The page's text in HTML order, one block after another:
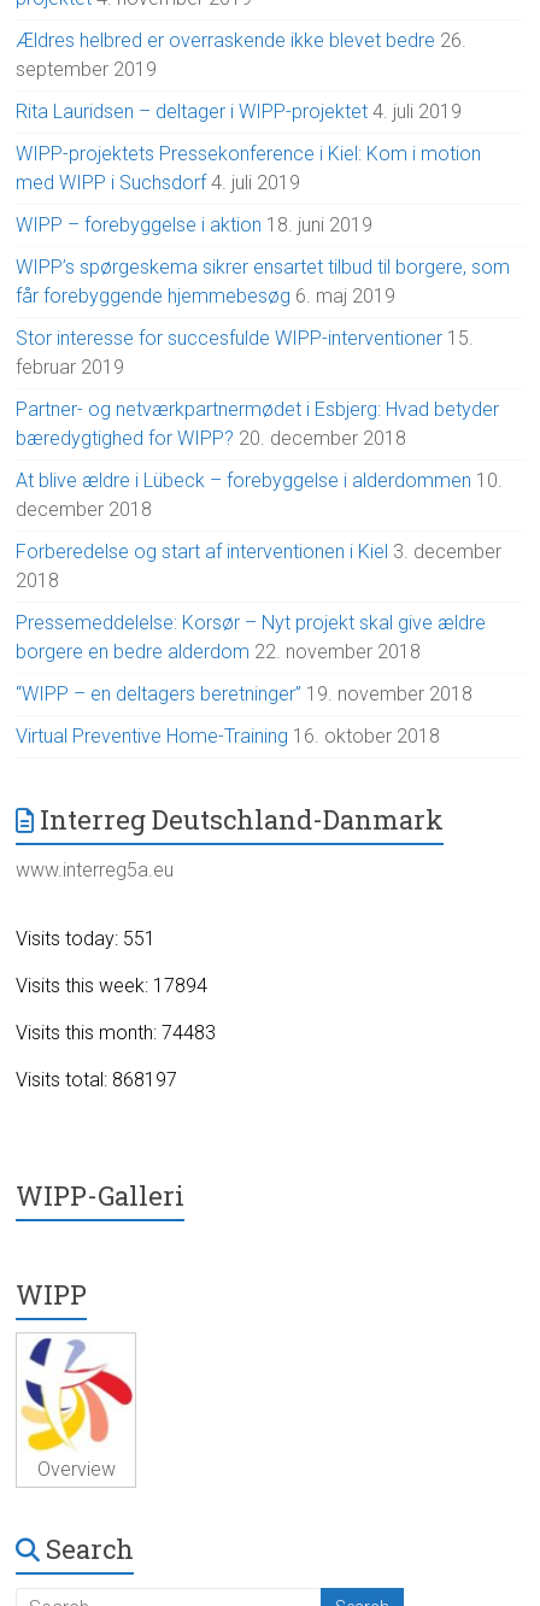
Ældres helbred er overraskende ikke blevet bedre 26.
september 2019
Rita Lauridsen – deltager i WIPP-projektet 4. juli 2019
WIPP-projektets Pressekonference i Kiel: Kom i motion
med WIPP i Suchsdorf 4. juli 2019
WIPP – forebyggelse i aktion 18. juni 2019
WIPP’s spørgeskema sikrer ensartet tilbud til borgere, som
får forebyggende hjemmebesøg 6. maj 2019
Stor interesse for succesfulde WIPP-interventioner 15.
februar 2019
Partner- og netværkpartnermødet i Esbjerg: Hvad betyder
bæredygtighed for WIPP? 20. december 2018
At blive ældre i Lübeck – forebyggelse i alderdommen 10.
december 2018
Forberedelse og start af interventionen i Kiel 3. december
2018
Pressemeddelelse: Korsør – Nyt projekt skal give ældre
borgere en bedre alderdom 22. november 2018
“WIPP – en deltagers beretninger” 19. november 2018
Virtual Preventive Home-Training 16. oktober 2018
Interreg Deutschland-Danmark
www.interreg5a.eu
Visits today: 551
Visits this week: 17894
Visits this month: 74483
Visits total: 868197
WIPP-Galleri
WIPP
Overview
Search